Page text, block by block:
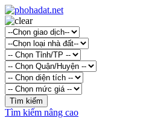
Tìm kiếm nâng cao